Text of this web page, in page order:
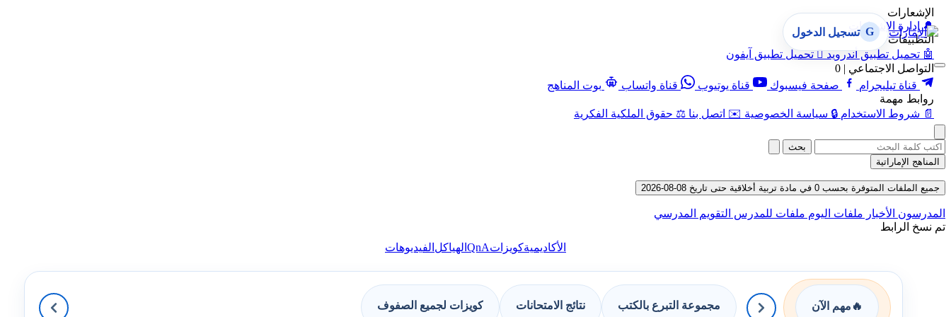
الإشعارات
🔔 إدارة الإشعارات
التطبيقات
🤖 تحميل تطبيق أندرويد  تحميل تطبيق آيفون
التواصل الاجتماعي | 0
قناة تيليجرام
صفحة فيسبوك قناة يوتيوب قناة واتساب
بوت المناهج
روابط مهمة
📄 شروط الاستخدام 🔒 سياسة الخصوصية ✉️ اتصل بنا ⚖️ حقوق الملكية الفكرية
G تسجيل الدخول
بحث
المناهج الإماراتية
جميع الملفات المتوفرة بحسب 0 في مادة تربية أخلاقية حتى تاريخ 08-08-2026
المدرسون الأخبار ملفات اليوم ملفات للمدرس التقويم المدرسي
تم نسخ الرابط
الأكاديميةكويزاتQnA الهياكل الفيديوهات
🔥 مهم الآن مجموعة التبرع بالكتب نتائج الامتحانات كويزات لجميع الصفوف